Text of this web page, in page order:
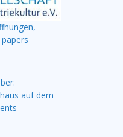
auf dem
—